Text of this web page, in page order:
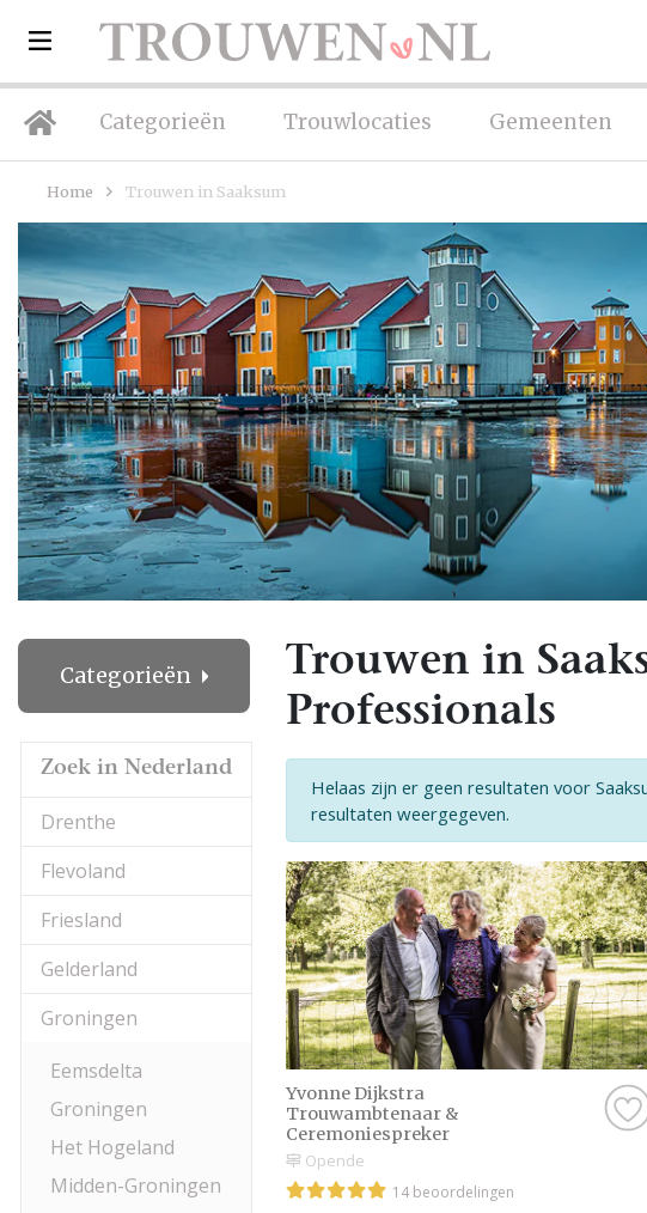
Categorieën Trouwlocaties Gemeenten
Home Trouwen in Saaksum
Categorieën
Zoek in Nederland
Drenthe
Flevoland
Friesland
Gelderland
Groningen
Eemsdelta
Groningen
Het Hogeland
Midden-Groningen
Trouwen in
Professionals
Helaas zijn er geen resultaten voor
resultaten weergegeven.
Yvonne Dijkstra
Trouwambtenaar &
Ceremoniespreker
Opende
14 beoordelingen